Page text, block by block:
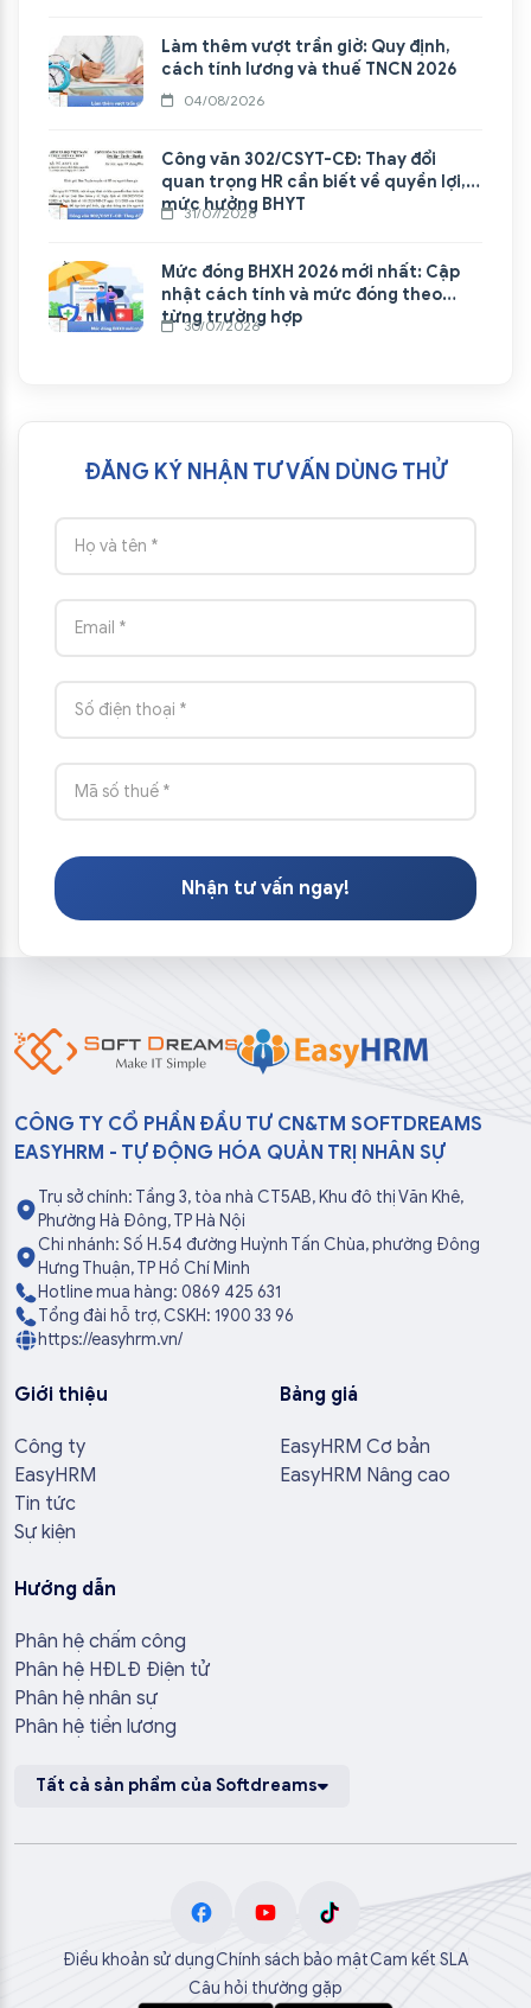
Làm thêm vượt trần giờ: Quy định,
cách tính lương và thuế TNCN 2026
04/08/2026
Công văn 302/CSYT-CĐ: Thay đổi
quan trọng HR cần biết về quyền lợi,
mức hưởng BHYT
31/07/2026
Mức đóng BHXH 2026 mới nhất: Cập
nhật cách tính và mức đóng theo
từng trường hợp
30/07/2026
ĐĂNG KÝ NHẬN TƯ VẤN DÙNG THỬ
Nhận tư vấn ngay!
CÔNG TY CỔ PHẦN ĐẦU TƯ CN&TM SOFTDREAMS
EASYHRM - TỰ ĐỘNG HÓA QUẢN TRỊ NHÂN SỰ
Trụ sở chính: Tầng 3, tòa nhà CT5AB, Khu đô thị Văn Khê,
Phường Hà Đông, TP Hà Nội
Chi nhánh: Số H.54 đường Huỳnh Tấn Chùa, phường Đông
Hưng Thuận, TP Hồ Chí Minh
Hotline mua hàng: 0869 425 631
Tổng đài hỗ trợ, CSKH: 1900 33 96
https://easyhrm.vn/
Giới thiệu
Công ty
EasyHRM
Tin tức
Sự kiện
Bảng giá
EasyHRM Cơ bản
EasyHRM Nâng cao
Hướng dẫn
Phân hệ chấm công
Phân hệ HĐLĐ Điện tử
Phân hệ nhân sự
Phân hệ tiền lương
Tất cả sản phẩm của Softdreams
Điều khoản sử dụngChính sách bảo mậtCam kết SLA
Câu hỏi thường gặp